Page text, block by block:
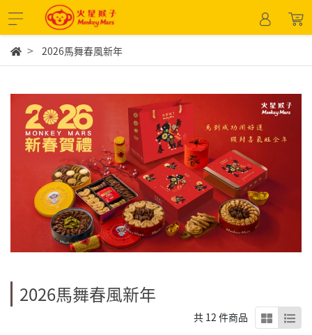
2026馬舞春風新年
2026馬舞春風新年
共 12 件商品